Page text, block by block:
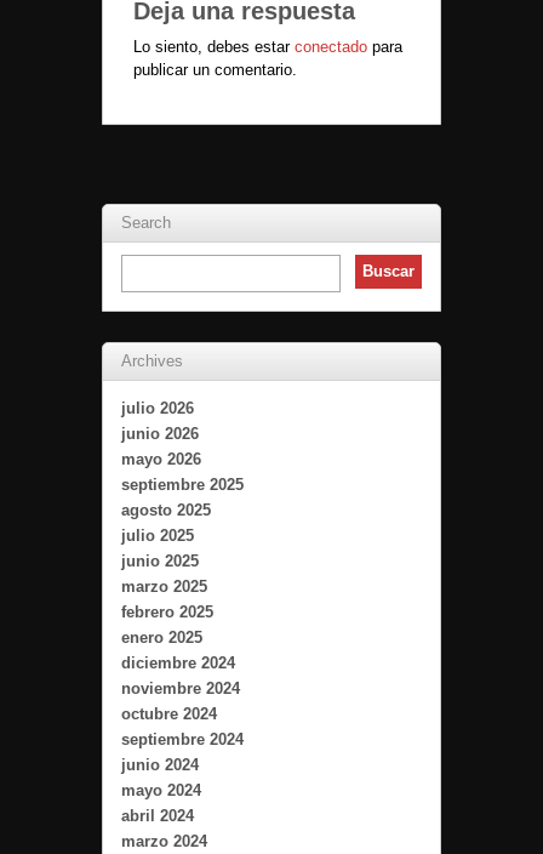
Deja una respuesta
Lo siento, debes estar conectado para
publicar un comentario.
Search
Archives
julio 2026
junio 2026
mayo 2026
septiembre 2025
agosto 2025
julio 2025
junio 2025
marzo 2025
febrero 2025
enero 2025
diciembre 2024
noviembre 2024
octubre 2024
septiembre 2024
junio 2024
mayo 2024
abril 2024
marzo 2024